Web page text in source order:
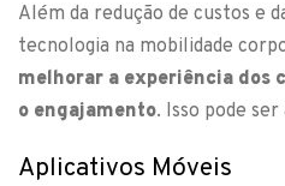
Além da redução de custos e
tecnologia na mobilidade
melhorar a experiência dos
o engajamento. Isso pode
Aplicativos Móveis